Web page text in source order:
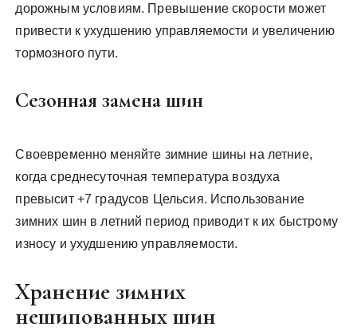
дорожным условиям. Превышение скорости может
привести к ухудшению управляемости и увеличению
тормозного пути.
Сезонная замена шин
Своевременно меняйте зимние шины на летние,
когда среднесуточная температура воздуха
превысит +7 градусов Цельсия. Использование
зимних шин в летний период приводит к их быстрому
износу и ухудшению управляемости.
Хранение зимних
нешипованных шин